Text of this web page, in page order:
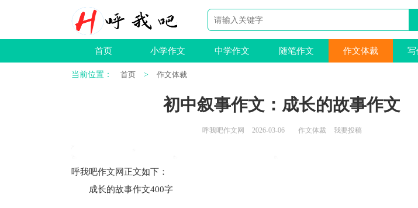
首页 小学作文 中学作文 随笔作文 作文体裁 写
当前位置： 首页 > 作文体裁
初中叙事作文：成长的故事作文
呼我吧作文网 2026-03-06 作文体裁 我要投稿
呼我吧作文网 正文如下 ：
成长的故事作文400字